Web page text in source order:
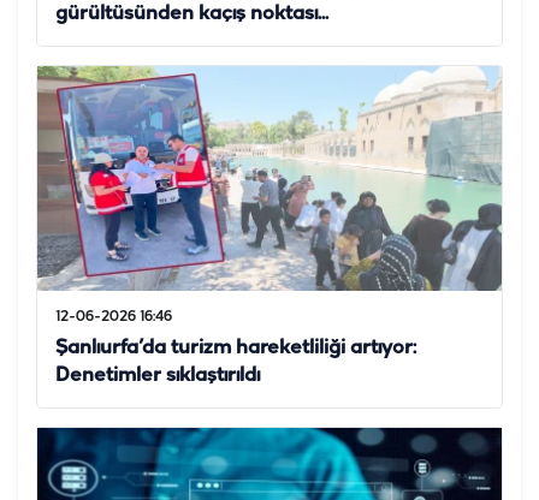
gürültüsünden kaçış noktası...
12-06-2026 16:46
Şanlıurfa’da turizm hareketliliği artıyor:
Denetimler sıklaştırıldı